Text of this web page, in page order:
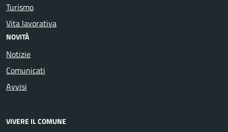
Turismo
Vita lavorativa
NOVITÀ
Notizie
Comunicati
Avvisi
VIVERE IL COMUNE